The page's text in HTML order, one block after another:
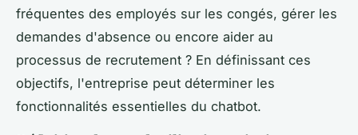
fréquentes des employés sur les congés, gérer les
demandes d'absence ou encore aider au
processus de recrutement ? En définissant ces
objectifs, l'entreprise peut déterminer les
fonctionnalités essentielles du chatbot.